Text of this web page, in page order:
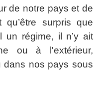
de notre pays et de
surpris que
régime, il n’y ait
ou à l'extérieur,
dans nos pays sous